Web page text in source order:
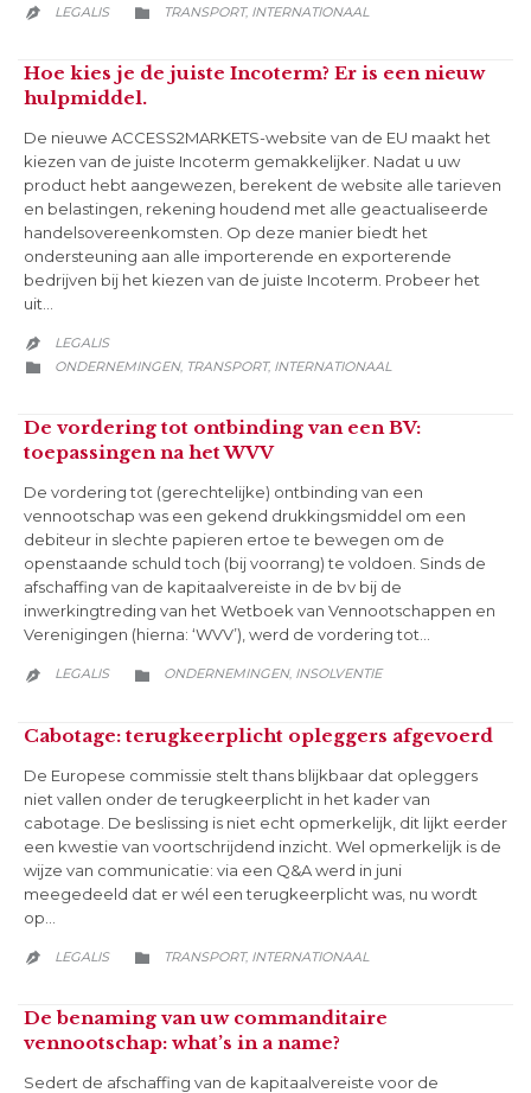
 LEGALIS  CATEGORY
TRANSPORT, INTERNATIONAAL
Hoe kies je de juiste Incoterm? Er is een nieuw
hulpmiddel.
De nieuwe ACCESS2MARKETS-website van de EU maakt het
kiezen van de juiste Incoterm gemakkelijker. Nadat u uw
product hebt aangewezen, berekent de website alle tarieven
en belastingen, rekening houdend met alle geactualiseerde
handelsovereenkomsten. Op deze manier biedt het
ondersteuning aan alle importerende en exporterende
bedrijven bij het kiezen van de juiste Incoterm. Probeer het
uit…
 LEGALIS
 CATEGORY
ONDERNEMINGEN, TRANSPORT, INTERNATIONAAL
De vordering tot ontbinding van een BV:
toepassingen na het WVV
De vordering tot (gerechtelijke) ontbinding van een
vennootschap was een gekend drukkingsmiddel om een
debiteur in slechte papieren ertoe te bewegen om de
openstaande schuld toch (bij voorrang) te voldoen. Sinds de
afschaffing van de kapitaalvereiste in de bv bij de
inwerkingtreding van het Wetboek van Vennootschappen en
Verenigingen (hierna: ‘WVV’), werd de vordering tot…
 LEGALIS  CATEGORY
ONDERNEMINGEN, INSOLVENTIE
Cabotage: terugkeerplicht opleggers afgevoerd
De Europese commissie stelt thans blijkbaar dat opleggers
niet vallen onder de terugkeerplicht in het kader van
cabotage. De beslissing is niet echt opmerkelijk, dit lijkt eerder
een kwestie van voortschrijdend inzicht. Wel opmerkelijk is de
wijze van communicatie: via een Q&A werd in juni
meegedeeld dat er wél een terugkeerplicht was, nu wordt
op…
 LEGALIS  CATEGORY
TRANSPORT, INTERNATIONAAL
De benaming van uw commanditaire
vennootschap: what’s in a name?
Sedert de afschaffing van de kapitaalvereiste voor de